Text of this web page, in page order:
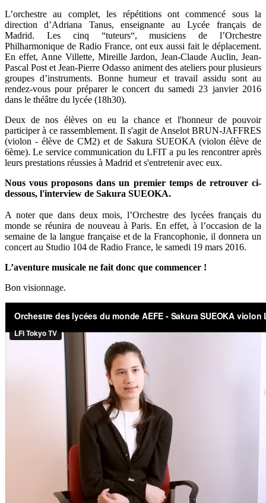
L’orchestre au complet, les répétitions ont commencé sous la
direction d’Adriana Tanus, enseignante au Lycée français de
Madrid. Les cinq “tuteurs“, musiciens de l’Orchestre
Philharmonique de Radio France, ont eux aussi fait le déplacement.
En effet, Anne Villette, Mireille Jardon, Jean-Claude Auclin, Jean-
Pascal Post et Jean-Pierre Odasso animent des ateliers pour plusieurs
groupes d’instruments. Bonne humeur et travail assidu sont au
rendez-vous pour préparer le concert du samedi 23 janvier 2016
dans le théâtre du lycée (18h30).
Deux de nos élèves on eu la chance et l'honneur de pouvoir
participer à ce rassemblement. Il s'agit de Anselot BRUN-JAFFRES
(violon - élève de CM2) et de Sakura SUEOKA (violon élève de
6ème). Le service communication du LFIT a pu les rencontrer après
leurs prestations réussies à Madrid et s'entretenir avec eux.
Nous vous proposons dans un premier temps de retrouver ci-
dessous, l'interview de Sakura SUEOKA.
A noter que dans deux mois, l’Orchestre des lycées français du
monde se réunira de nouveau à Paris. En effet, à l’occasion de la
semaine de la langue française et de la Francophonie, il donnera un
concert au Studio 104 de Radio France, le samedi 19 mars 2016.
L’aventure musicale ne fait donc que commencer !
Bon visionnage.